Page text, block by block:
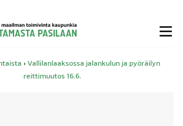
› Vallilanlaaksossa jalankulun ja pyöräilyn
reittimuutos 16.6.